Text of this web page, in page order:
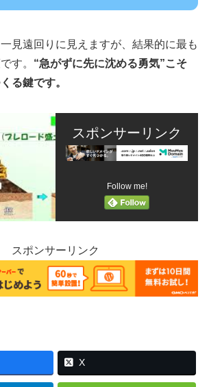
見遠回りに見えますが、結果的に最も
す。 “急がずに先に沈める勇気”こそ
る鍵です。
スポンサーリンク
Follow me!
スポンサーリンク
X